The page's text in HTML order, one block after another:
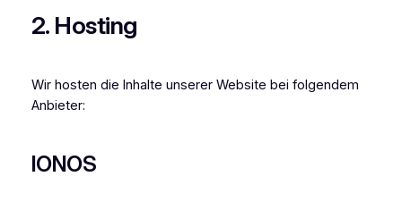
2. Hosting
Wir hosten die Inhalte unserer Website bei folgendem
Anbieter:
IONOS